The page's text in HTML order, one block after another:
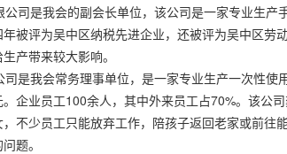
司是我会的副会长单位，该公司是一家专业生
被评为吴中区纳税先进企业，还被评为吴中区
产带来较大影响。
是我会常务理事单位，是一家专业生产一次性
企业员工100余人，其中外来员工占70%。该公
不少员工只能放弃工作，陪孩子返回老家或前
题。